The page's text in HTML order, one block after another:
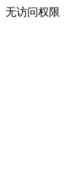
无访问权限